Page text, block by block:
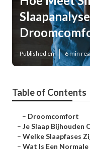
Published en 6 min
Table of Contents
– Droomcomfort
– Je Slaap Bijhouden
– Welke Slaapfases
– Wat Is Een